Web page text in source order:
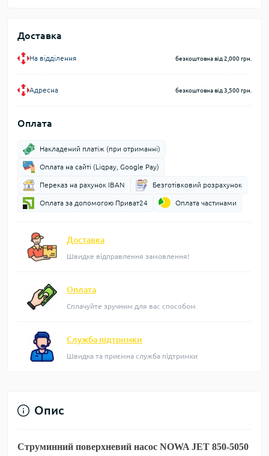
Доставка
На відділення безкоштовна від 2,000 грн.
Адресна безкоштовна від 3,500 грн.
Оплата
Накладений платіж (при отриманні)
Оплата на сайті (Liqpay, Google Pay)
Переказ на рахунок IBAN Безготівковий розрахунок
Оплата за допомогою Приват24 Оплата частинами
Доставка
Швидке відправлення замовлення!
Оплата
Сплачуйте зручним для вас способом
Служба підтримки
Швидка та приємна служба підтримки
Опис
Струминний поверхневий насос NOWA JET 850-5050